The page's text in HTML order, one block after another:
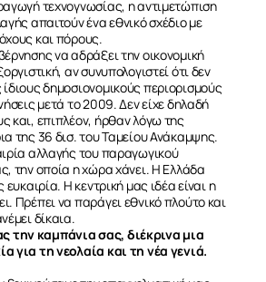
τεχνογνωσίας, η αντιμετώπιση
απαιτούν ένα εθνικό σχέδιο με
και πόρους.
να αδράξει την οικονομική
αν συνυπολογιστεί ότι δεν
δημοσιονομικούς περιορισμούς
μετά το 2009. Δεν είχε δηλαδή
και, επιπλέον, ήρθαν λόγω της
της 36 δισ. του Ταμείου Ανάκαμψης.
αλλαγής του παραγωγικού
την οποία η χώρα χάνει. H Ελλάδα
ευκαιρία. Η κεντρική μας ιδέα είναι η
Πρέπει να παράγει εθνικό πλούτο και
δίκαια.
την καμπάνια σας, διέκρινα μια
για τη νεολαία και τη νέα γενιά.